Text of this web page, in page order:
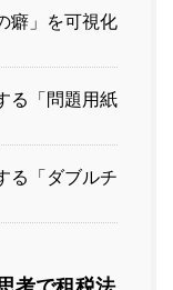
癖」を可視化
る「問題用紙
る「ダブルチ